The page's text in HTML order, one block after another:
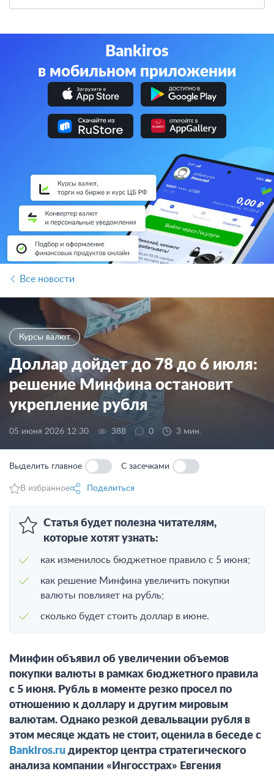
Bankiros
в мобильном приложении
Все новости
Курсы валют
Доллар дойдет до 78 до 6 июля:
решение Минфина остановит
укрепление рубля
05 июня 2026 12:30 388 0 3 мин.
Выделить главное С засечками
В избранное Поделиться
Статья будет полезна читателям,
которые хотят узнать:
как изменилось бюджетное правило с 5 июня;
как решение Минфина увеличить покупки
валюты повлияет на рубль;
сколько будет стоить доллар в июне.
Минфин объявил об увеличении объемов
покупки валюты в рамках бюджетного правила
с 5 июня. Рубль в моменте резко просел по
отношению к доллару и другим мировым
валютам. Однако резкой девальвации рубля в
этом месяце ждать не стоит, оценила в беседе с
Bankiros.ru директор центра стратегического
анализа компании «Ингосстрах» Евгения